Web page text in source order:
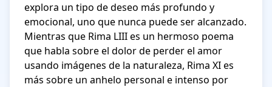
explora un tipo de deseo más profundo y
emocional, uno que nunca puede ser alcanzado.
Mientras que Rima LIII es un hermoso poema
que habla sobre el dolor de perder el amor
usando imágenes de la naturaleza, Rima XI es
más sobre un anhelo personal e intenso por